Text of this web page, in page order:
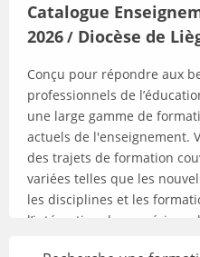
Catalogue
2026/ Diocèse de
Conçu pour répondre aux
professionnels de
une large gamme de
actuels de l'enseignement.
des trajets de formation
variées telles que les
les disciplines et les
l’intégration du numérique,
l'inclusion scolaire. Que